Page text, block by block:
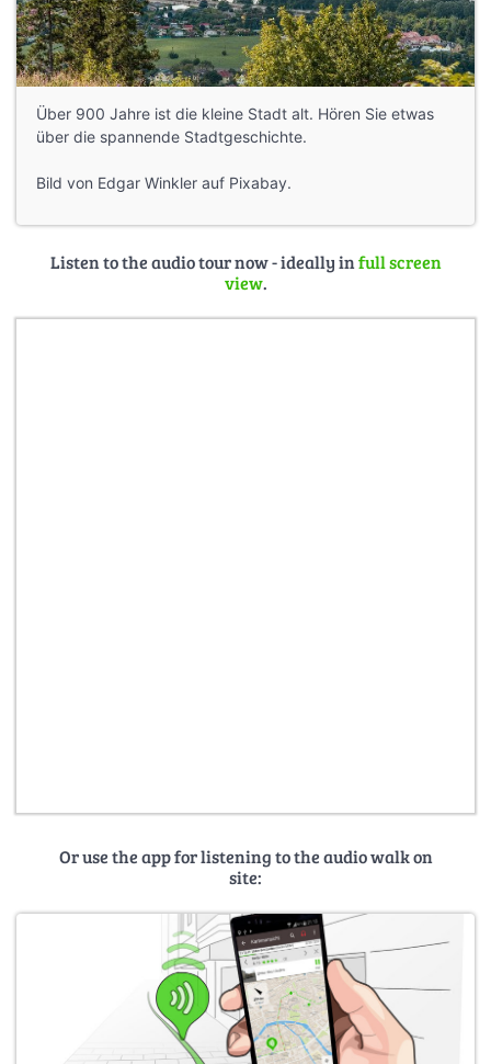
Über 900 Jahre ist die kleine Stadt alt. Hören Sie etwas
über die spannende Stadtgeschichte.
Bild von Edgar Winkler auf Pixabay.
Listen to the audio tour now - ideally infull screen
view.
Or use the app for listening to the audio walk on
site: